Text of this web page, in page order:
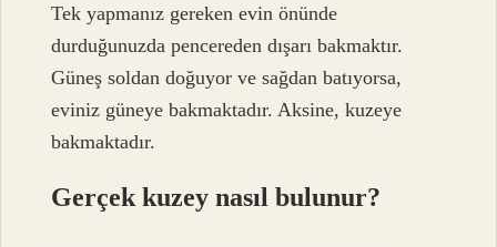
Tek yapmanız gereken evin önünde
durduğunuzda pencereden dışarı bakmaktır.
Güneş soldan doğuyor ve sağdan batıyorsa,
eviniz güneye bakmaktadır. Aksine, kuzeye
bakmaktadır.
Gerçek kuzey nasıl bulunur?